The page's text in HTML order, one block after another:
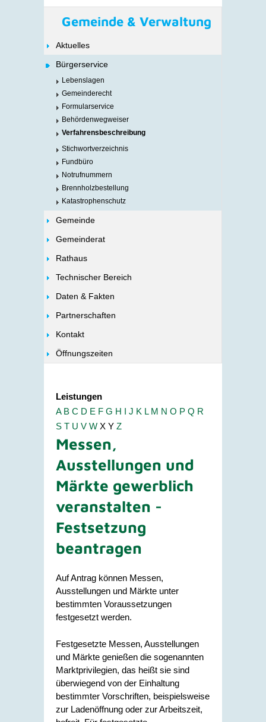
Gemeinde & Verwaltung
Aktuelles
Bürgerservice
Lebenslagen
Gemeinderecht
Formularservice
Behördenwegweiser
Verfahrensbeschreibung
Stichwortverzeichnis
Fundbüro
Notrufnummern
Brennholzbestellung
Katastrophenschutz
Gemeinde
Gemeinderat
Rathaus
Technischer Bereich
Daten & Fakten
Partnerschaften
Kontakt
Öffnungszeiten
Leistungen
A B C D E F G H I J K L M N O P Q R
S T U V W X Y Z
Messen,
Ausstellungen und
Märkte gewerblich
veranstalten -
Festsetzung
beantragen
Auf Antrag können Messen,
Ausstellungen und Märkte unter
bestimmten Voraussetzungen
festgesetzt werden.
Festgesetzte Messen, Ausstellungen
und Märkte genießen die sogenannten
Marktprivilegien, das heißt sie sind
überwiegend von der Einhaltung
bestimmter Vorschriften, beispielsweise
zur Ladenöffnung oder zur Arbeitszeit,